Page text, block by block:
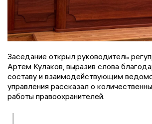
Заседание открыл руководитель
Артем Кулаков, выразив слова
составу и взаимодействующим
управления рассказал о
работы правоохранителей.